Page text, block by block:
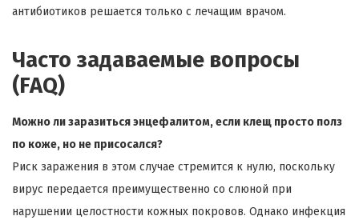
антибиотиков решается только с лечащим врачом.
Часто задаваемые вопросы
(FAQ)
Можно ли заразиться энцефалитом, если клещ просто полз
по коже, но не присосался?
Риск заражения в этом случае стремится к нулю, поскольку
вирус передается преимущественно со слюной при
нарушении целостности кожных покровов. Однако инфекция